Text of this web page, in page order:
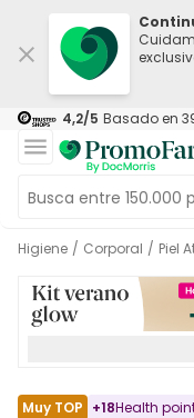
4,2/5 Basado en
Higiene / Corporal / Piel
Muy TOP +18Health